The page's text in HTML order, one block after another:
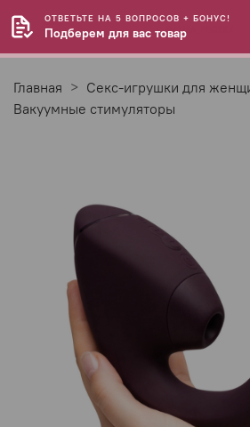
Главная
Секс-игрушки для
Вакуумные стимуляторы
ОТВЕТЬТЕ НА 5 ВОПРОСОВ + БОНУС!
Подберем для вас товар